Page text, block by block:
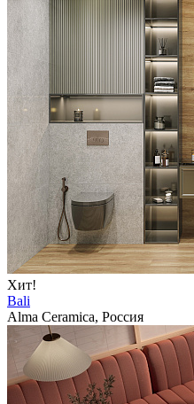
Хит!
Bali
Alma Ceramica, Россия